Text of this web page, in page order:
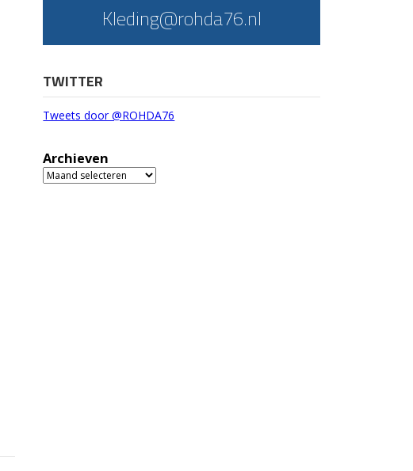
Kleding@rohda76.nl
TWITTER
Tweets door @ROHDA76
Archieven
Archieven